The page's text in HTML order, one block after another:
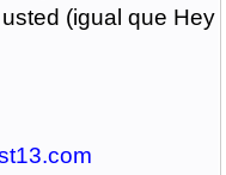
(igual que Hey